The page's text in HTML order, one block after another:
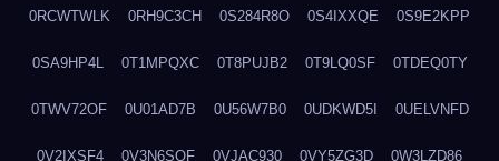
0RCWTWLK 0RH9C3CH 0S284R8O 0S4IXXQE 0S9E2KPP
0SA9HP4L 0T1MPQXC 0T8PUJB2 0T9LQ0SF 0TDEQ0TY
0TWV72OF 0U01AD7B 0U56W7B0 0UDKWD5I 0UELVNFD
0V2IXSF4 0V3N6SQF 0VJAC930 0VY5ZG3D 0W3LZD86